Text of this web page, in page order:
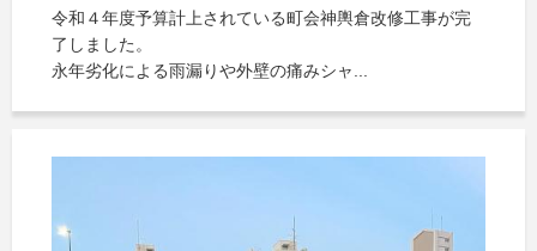
令和４年度予算計上されている町会神輿倉改修工事が完
了しました。
永年劣化による雨漏りや外壁の痛みシャ...